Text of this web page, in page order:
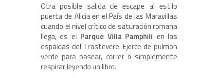
Otra posible salida de escape al estilo
puerta de Alicia en el País de las Maravillas
cuando el nivel crítico de saturación romana
llega, es el Parque Villa Pamphili en las
espaldas del Trastevere. Ejerce de pulmón
verde para pasear, correr o simplemente
respirar leyendo un libro.